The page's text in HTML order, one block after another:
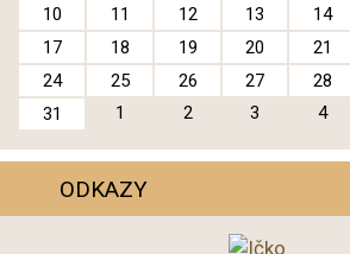
10
11 12 13 14
17
18 19 20 21
24
25 26 27 28
31
1 2 3 4
ODKAZY